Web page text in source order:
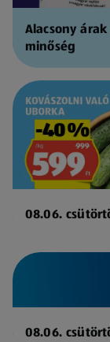
Alacsony
minőség
08.06.
08.06.